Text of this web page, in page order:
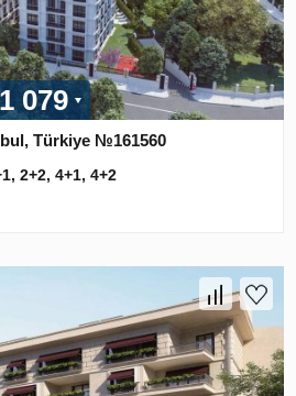
079
Türkiye №161560
2+2, 4+1, 4+2